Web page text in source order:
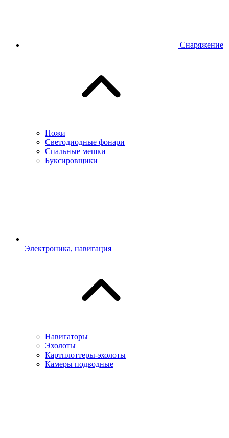
Снаряжение
Ножи
Светодиодные фонари
Спальные мешки
Буксировщики
Электроника, навигация
Навигаторы
Эхолоты
Картплоттеры-эхолоты
Камеры подводные